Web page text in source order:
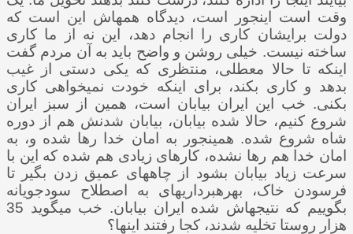
وقت است اینجور است، دیدگاه همه­اش این است که
دولت برای­شان کاری را انجام دهد، این نه از ما کاری
ساخته نیست. خیلی روشن و واضح باید به آن مردم گفت
اینکه تا حالا معطلی، منتظری که یکی دستی از غیب
بدهد و کاری بکند، برای اینکه خودت نمی­خواهی کاری
بکنی. خب این ایران بیابان است، همین از سبز ایران
شروع کنیم، حالا شده بیابان، بیابان شدنش هم از دوره
شاه شروع شده. همینجور به امان خدا رها شده و، به
امان خدا هم رها نشده، کارهای زیادی هم شده که این با
سرعت زیاد بیابان بشود از چاه­های عمیق زدن بگیر تا
فرسودن خاک، بهره­برداری­های به اصطلاح سودجویانه
بگوییم که نتیجه­اش شده ایران بیابان. خب می­گوید 35
هزار روستا تخلیه شدند، کجا رفتند اینها؟